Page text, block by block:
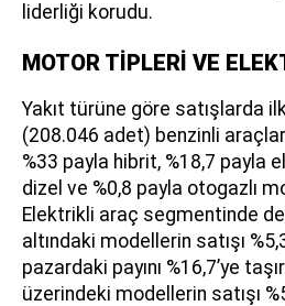
liderliği korudu.
MOTOR TİPLERİ VE
Yakıt türüne göre satışlarda
(208.046 adet) benzinli
%33 payla hibrit, %18,7 payla
dizel ve %0,8 payla otogazlı
Elektrikli araç segmentinde
altındaki modellerin satışı
pazardaki payını %16,7’ye
üzerindeki modellerin satışı